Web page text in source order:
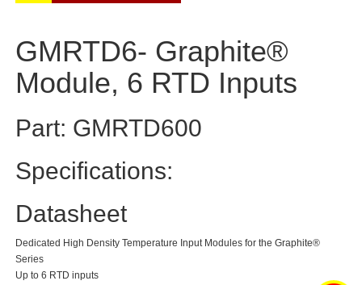
GMRTD6- Graphite®
Module, 6 RTD Inputs
Part: GMRTD600
Specifications:
Datasheet
Dedicated High Density Temperature Input Modules for the Graphite®
Series
Up to 6 RTD inputs